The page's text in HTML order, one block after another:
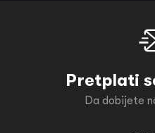
Pretplati
Da dobijete